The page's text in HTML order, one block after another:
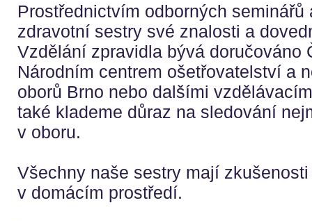
Prostřednictvím odborných seminářů
zdravotní sestry své znalosti a
Vzdělání zpravidla bývá doručováno
Národním centrem ošetřovatelství a
oborů Brno nebo dalšími
také klademe důraz na sledování
v oboru.
Všechny naše sestry mají
v domácím prostředí.